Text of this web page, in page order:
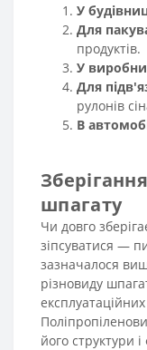
У
Для
продуктів.
У
Для
рулонів
В
шпагату
Чи довго
зіпсуватися —
зазначалося
різновиду
його структури